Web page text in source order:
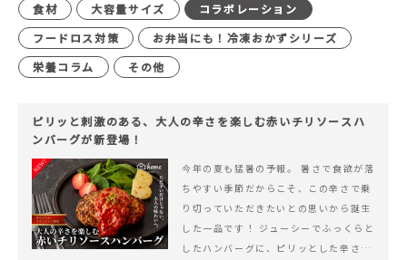
食材
大容量サイズ
コラボレーション
フードロス対策
お弁当にも！冷凍おかずシリーズ
栄養コラム
その他
ピリッと刺激のある、大人の辛さを楽しむ赤いチリソースハ
ンバーグが新登場！
今年の夏も猛暑の予報。 暑さで食欲が落
ちやすい季節だからこそ、この辛さで乗
り切っていただきたいとの思いから誕生
した一品です！ ジューシーでふっくらと
したハンバーグに、ピリッとした辛さと